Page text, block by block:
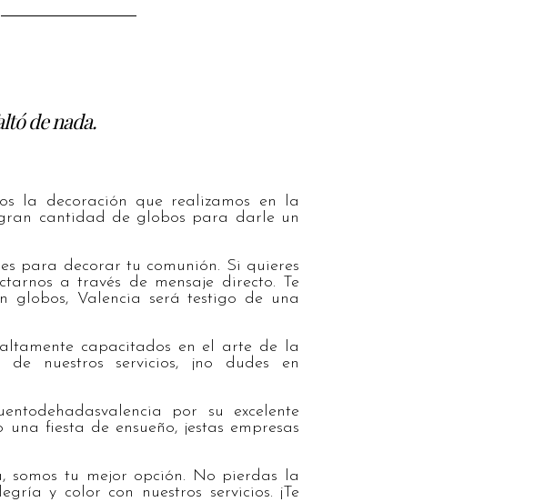
de nada.
la decoración que realizamos en la
cantidad de globos para darle un
para decorar tu comunión. Si quieres
a través de mensaje directo. Te
globos, Valencia será testigo de una
capacitados en el arte de la
nuestros servicios, ¡no dudes en
por su excelente
fiesta de ensueño, ¡estas empresas
somos tu mejor opción. No pierdas la
y color con nuestros servicios. ¡Te